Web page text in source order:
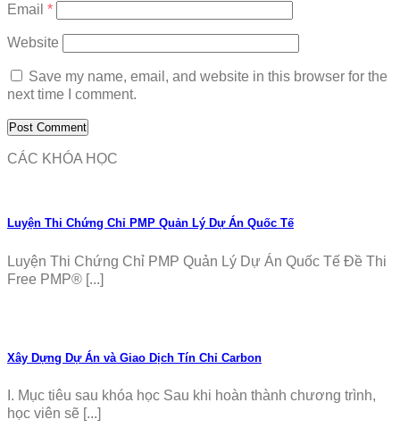
Email *
Website
Save my name, email, and website in this browser for the
next time I comment.
CÁC KHÓA HỌC
Luyện Thi Chứng Chỉ PMP Quản Lý Dự Án Quốc Tế
Luyện Thi Chứng Chỉ PMP Quản Lý Dự Án Quốc Tế Đề Thi
Free PMP® [...]
Xây Dựng Dự Án và Giao Dịch Tín Chỉ Carbon
I. Mục tiêu sau khóa học Sau khi hoàn thành chương trình,
học viên sẽ [...]